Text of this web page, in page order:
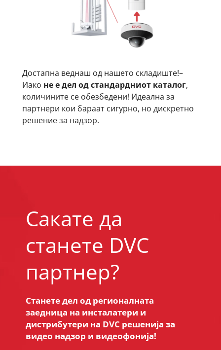
Достапна веднаш од нашето складиште!–
Иако не е дел од стандардниот каталог,
количините се обезбедени! Идеална за
партнери кои бараат сигурно, но дискретно
решение за надзор.
Сакате да
станете DVC
партнер?
Станете дел од регионалната
заедница на инсталатери и
дистрибутери на DVC решенија за
видео надзор и видеофонија!